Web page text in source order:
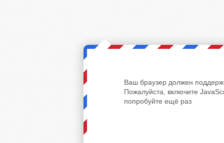
Ваш браузер должен
Пожалуйста, включите
попробуйте ещё раз